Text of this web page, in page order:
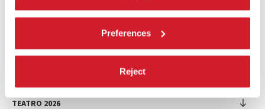
Preferences
Reject
Storia
Sponsorship
Bandi e Gare
Esposizione
Intervento di Koyo Kouoh / La squadra di Koyo Kouoh
Partecipazioni Nazionali
Eventi collaterali
ARCHITETTURA 2027
Biennale College Architettura
Partecipazioni Nazionali (procedura)
Biennale Sessions
Mostra
Venice Immersive
Intervento di Alberto Barbera
DANZA 2026
Programma
Festival
TEATRO 2026